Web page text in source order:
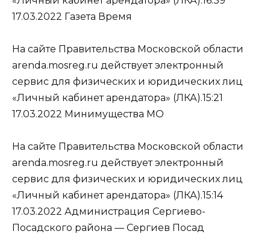
17.03.2022 Газета Время
На сайте Правительства Московской области
arenda.mosreg.ru действует электронный
сервис для физических и юридических лиц
«Личный кабинет арендатора» (ЛКА).15:21
17.03.2022 Минимущества МО
На сайте Правительства Московской области
arenda.mosreg.ru действует электронный
сервис для физических и юридических лиц
«Личный кабинет арендатора» (ЛКА).15:14
17.03.2022 Администрация Сергиево-
Посадского района — Сергиев Посад